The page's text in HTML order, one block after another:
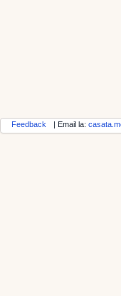
Feedback | Email la: